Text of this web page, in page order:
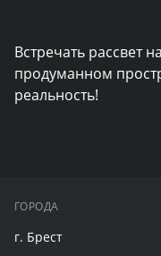
Встречать рассвет
продуманном
реальность!
ГОРОДА
г. Брест